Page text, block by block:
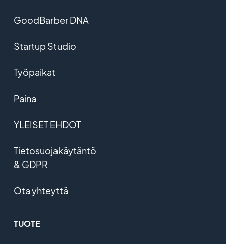
GoodBarber DNA
Startup Studio
Työpaikat
Paina
YLEISET EHDOT
Tietosuojakäytäntö
& GDPR
Ota yhteyttä
TUOTE